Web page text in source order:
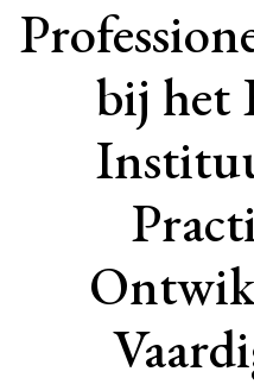
bij het